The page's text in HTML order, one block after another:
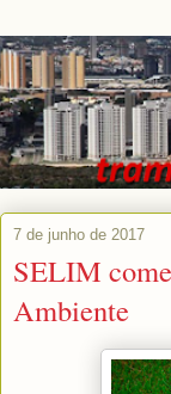
7 de junho de 2017
SELIM
Ambiente